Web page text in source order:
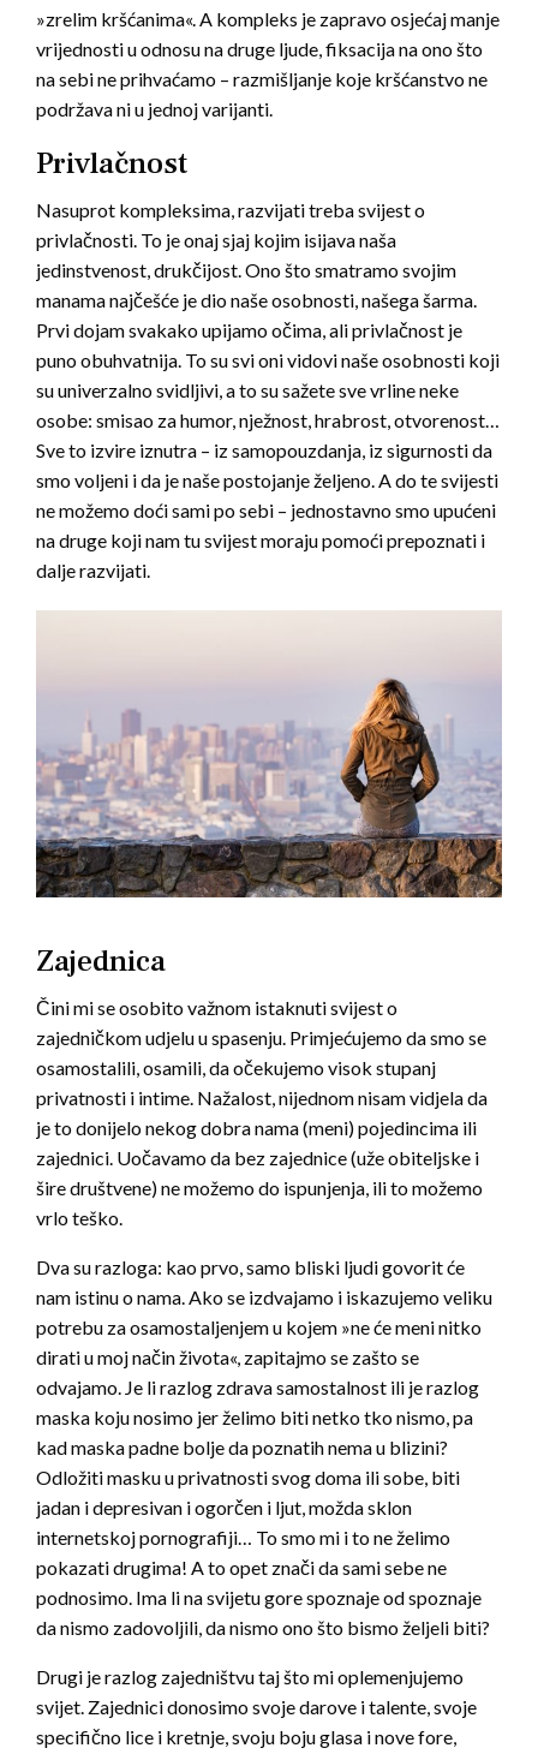
»zrelim kršćanima«. A kompleks je zapravo osjećaj manje
vrijednosti u odnosu na druge ljude, fiksacija na ono što
na sebi ne prihvaćamo – razmišljanje koje kršćanstvo ne
podržava ni u jednoj varijanti.
Privlačnost
Nasuprot kompleksima, razvijati treba svijest o
privlačnosti. To je onaj sjaj kojim isijava naša
jedinstvenost, drukčijost. Ono što smatramo svojim
manama najčešće je dio naše osobnosti, našega šarma.
Prvi dojam svakako upijamo očima, ali privlačnost je
puno obuhvatnija. To su svi oni vidovi naše osobnosti koji
su univerzalno svidljivi, a to su sažete sve vrline neke
osobe: smisao za humor, nježnost, hrabrost, otvorenost…
Sve to izvire iznutra – iz samopouzdanja, iz sigurnosti da
smo voljeni i da je naše postojanje željeno. A do te svijesti
ne možemo doći sami po sebi – jednostavno smo upućeni
na druge koji nam tu svijest moraju pomoći prepoznati i
dalje razvijati.
Zajednica
Čini mi se osobito važnom istaknuti svijest o
zajedničkom udjelu u spasenju. Primjećujemo da smo se
osamostalili, osamili, da očekujemo visok stupanj
privatnosti i intime. Nažalost, nijednom nisam vidjela da
je to donijelo nekog dobra nama (meni) pojedincima ili
zajednici. Uočavamo da bez zajednice (uže obiteljske i
šire društvene) ne možemo do ispunjenja, ili to možemo
vrlo teško.
Dva su razloga: kao prvo, samo bliski ljudi govorit će
nam istinu o nama. Ako se izdvajamo i iskazujemo veliku
potrebu za osamostaljenjem u kojem »ne će meni nitko
dirati u moj način života«, zapitajmo se zašto se
odvajamo. Je li razlog zdrava samostalnost ili je razlog
maska koju nosimo jer želimo biti netko tko nismo, pa
kad maska padne bolje da poznatih nema u blizini?
Odložiti masku u privatnosti svog doma ili sobe, biti
jadan i depresivan i ogorčen i ljut, možda sklon
internetskoj pornografiji… To smo mi i to ne želimo
pokazati drugima! A to opet znači da sami sebe ne
podnosimo. Ima li na svijetu gore spoznaje od spoznaje
da nismo zadovoljili, da nismo ono što bismo željeli biti?
Drugi je razlog zajedništvu taj što mi oplemenjujemo
svijet. Zajednici donosimo svoje darove i talente, svoje
specifično lice i kretnje, svoju boju glasa i nove fore,